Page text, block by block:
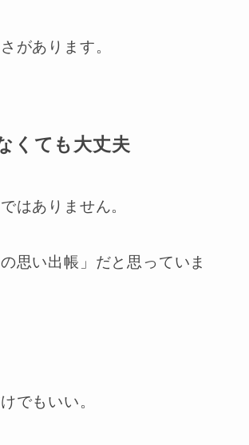
があります。
くても大丈夫
はありません。
の思い出帳」だと思っていま
でもいい。